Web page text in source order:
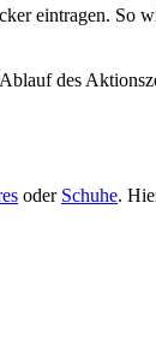
eintragen. So
des
oder Schuhe.